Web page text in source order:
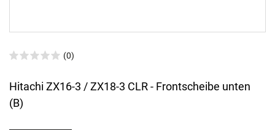
(0)
Hitachi ZX16-3 / ZX18-3 CLR - Frontscheibe unten
(B)